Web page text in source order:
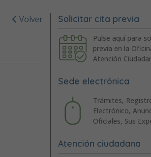
Volver Solicitar cita previa
Pulse aquí para
previa en la
Atención
Sede electrónica
Trámites,
Electrónico,
Oficiales, Sus
Atención ciudadana